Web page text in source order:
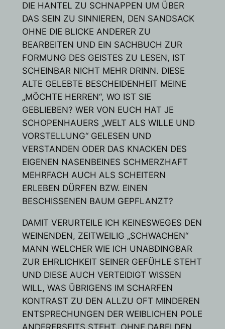
DIE HANTEL ZU SCHNAPPEN UM ÜBER
DAS SEIN ZU SINNIEREN, DEN SANDSACK
OHNE DIE BLICKE ANDERER ZU
BEARBEITEN UND EIN SACHBUCH ZUR
FORMUNG DES GEISTES ZU LESEN, IST
SCHEINBAR NICHT MEHR DRINN. DIESE
ALTE GELEBTE BESCHEIDENHEIT MEINE
„MÖCHTE HERREN“, WO IST SIE
GEBLIEBEN? WER VON EUCH HAT JE
SCHOPENHAUERS „WELT ALS WILLE UND
VORSTELLUNG“ GELESEN UND
VERSTANDEN ODER DAS KNACKEN DES
EIGENEN NASENBEINES SCHMERZHAFT
MEHRFACH AUCH ALS SCHEITERN
ERLEBEN DÜRFEN BZW. EINEN
BESCHISSENEN BAUM GEPFLANZT?
DAMIT VERURTEILE ICH KEINESWEGES DEN
WEINENDEN, ZEITWEILIG „SCHWACHEN“
MANN WELCHER WIE ICH UNABDINGBAR
ZUR EHRLICHKEIT SEINER GEFÜHLE STEHT
UND DIESE AUCH VERTEIDIGT WISSEN
WILL, WAS ÜBRIGENS IM SCHARFEN
KONTRAST ZU DEN ALLZU OFT MINDEREN
ENTSPRECHUNGEN DER WEIBLICHEN POLE
ANDERERSEITS STEHT. OHNE DABEI DEN